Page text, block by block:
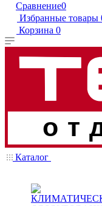
Сравнение0
Избранные товары
Корзина 0
Каталог